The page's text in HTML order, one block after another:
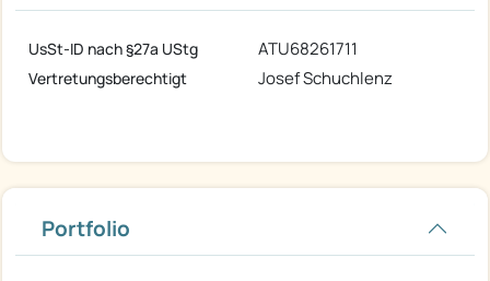
UsSt-ID nach §27a UStg ATU68261711
Vertretungsberechtigt Josef Schuchlenz
Portfolio